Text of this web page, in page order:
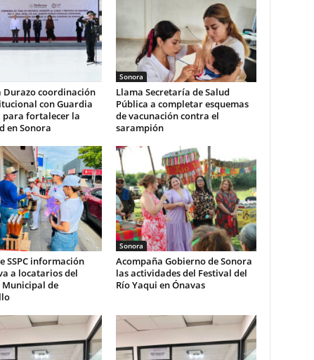
Durazo coordinación
con Guardia
para fortalecer la
en Sonora
Sonora
Llama Secretaría de Salud
Pública a completar esquemas
de vacunación contra el
sarampión
SSPC información
a locatarios del
Municipal de
Sonora
Acompaña Gobierno de Sonora
las actividades del Festival del
Río Yaqui en Ónavas